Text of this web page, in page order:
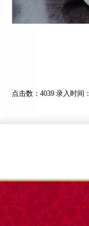
点击数：4039 录入时间